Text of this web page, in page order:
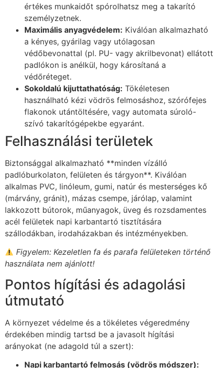
értékes munkaidőt spórolhatsz meg a takarító
személyzetnek.
Maximális anyagvédelem: Kiválóan alkalmazható
a kényes, gyárilag vagy utólagosan
védőbevonattal (pl. PU- vagy akrilbevonat) ellátott
padlókon is anélkül, hogy károsítaná a
védőréteget.
Sokoldalú kijuttathatóság: Tökéletesen
használható kézi vödrös felmosáshoz, szórófejes
flakonok utántöltésére, vagy automata súroló-
szívó takarítógépekbe egyaránt.
Felhasználási területek
Biztonsággal alkalmazható **minden vízálló
padlóburkolaton, felületen és tárgyon**. Kiválóan
alkalmas PVC, linóleum, gumi, natúr és mesterséges kő
(márvány, gránit), mázas csempe, járólap, valamint
lakkozott bútorok, műanyagok, üveg és rozsdamentes
acél felületek napi karbantartó tisztítására
szállodákban, irodaházakban és intézményekben.
Figyelem: Kezeletlen fa és parafa felületeken történő
használata nem ajánlott!
Pontos hígítási és adagolási
útmutató
A környezet védelme és a tökéletes végeredmény
érdekében mindig tartsd be a javasolt hígítási
arányokat (ne adagold túl a szert):
Napi karbantartó felmosás (vödrös módszer):